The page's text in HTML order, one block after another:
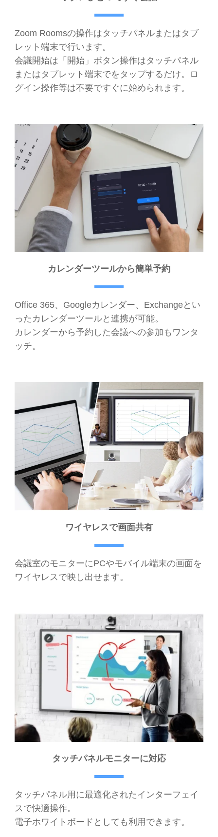
Zoom Roomsの操作はタッチパネルまたはタブ
レット端末で行います。
会議開始は「開始」ボタン操作はタッチパネル
またはタブレット端末でをタップするだけ。ロ
グイン操作等は不要ですぐに始められます。
カレンダーツールから簡単予約
Office 365、Googleカレンダー、Exchangeとい
ったカレンダーツールと連携が可能。
カレンダーから予約した会議への参加もワンタ
ッチ。
ワイヤレスで画面共有
会議室のモニターにPCやモバイル端末の画面を
ワイヤレスで映し出せます。
タッチパネルモニターに対応
タッチパネル用に最適化されたインターフェイ
スで快適操作。
電子ホワイトボードとしても利用できます。